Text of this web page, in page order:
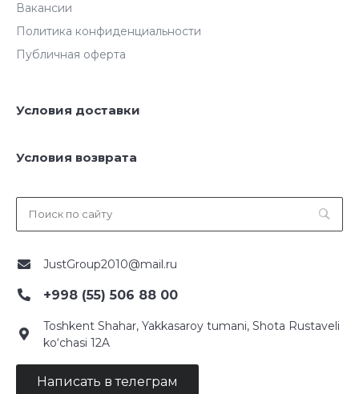
Вакансии
Политика конфиденциальности
Публичная оферта
Условия доставки
Условия возврата
JustGroup2010@mail.ru
+998 (55) 506 88 00
Toshkent Shahar, Yakkasaroy tumani, Shota Rustaveli
ko‘chasi 12A
Написать в телеграм